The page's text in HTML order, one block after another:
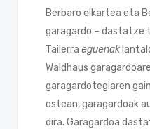
Berbaro elkartea eta
garagardo – dastatze
Tailerra eguenak
Waldhaus
garagardotegiaren
ostean, garagardoak
dira. Garagardoa